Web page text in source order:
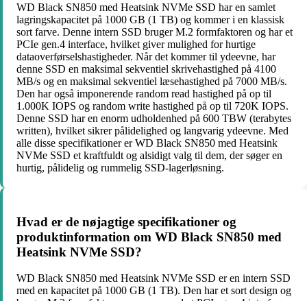
WD Black SN850 med Heatsink NVMe SSD har en samlet
lagringskapacitet på 1000 GB (1 TB) og kommer i en klassisk
sort farve. Denne intern SSD bruger M.2 formfaktoren og har et
PCIe gen.4 interface, hvilket giver mulighed for hurtige
dataoverførselshastigheder. Når det kommer til ydeevne, har
denne SSD en maksimal sekventiel skrivehastighed på 4100
MB/s og en maksimal sekventiel læsehastighed på 7000 MB/s.
Den har også imponerende random read hastighed på op til
1.000K IOPS og random write hastighed på op til 720K IOPS.
Denne SSD har en enorm udholdenhed på 600 TBW (terabytes
written), hvilket sikrer pålidelighed og langvarig ydeevne. Med
alle disse specifikationer er WD Black SN850 med Heatsink
NVMe SSD et kraftfuldt og alsidigt valg til dem, der søger en
hurtig, pålidelig og rummelig SSD-lagerløsning.
Hvad er de nøjagtige specifikationer og
produktinformation om WD Black SN850 med
Heatsink NVMe SSD?
WD Black SN850 med Heatsink NVMe SSD er en intern SSD
med en kapacitet på 1000 GB (1 TB). Den har et sort design og